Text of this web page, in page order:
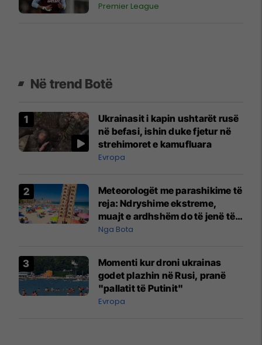
Premier League
Në trend Botë
Ukrainasit i kapin ushtarët rusë
në befasi, ishin duke fjetur në
strehimoret e kamufluara
Evropa
Meteorologët me parashikime të
reja: Ndryshime ekstreme,
muajt e ardhshëm do të jenë të
pazakontë
Nga Bota
Momenti kur droni ukrainas
godet plazhin në Rusi, pranë
"pallatit të Putinit"
Evropa